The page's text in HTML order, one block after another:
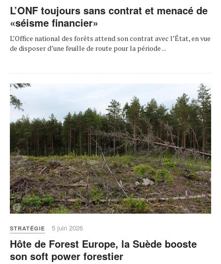
L’ONF toujours sans contrat et menacé de
«séisme financier»
L’Office national des forêts attend son contrat avec l’État, en vue
de disposer d’une feuille de route pour la période ...
STRATÉGIE 5 juin 2026
Hôte de Forest Europe, la Suède booste
son soft power forestier